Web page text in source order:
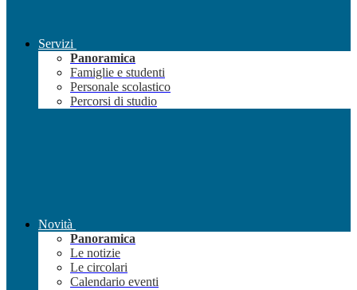
Servizi
Panoramica
Famiglie e studenti
Personale scolastico
Percorsi di studio
Novità
Panoramica
Le notizie
Le circolari
Calendario eventi